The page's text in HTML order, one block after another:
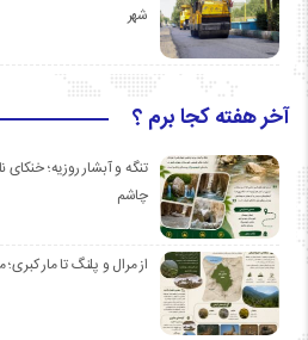
شهر
آخر هفته کجا برم ؟
تنگه و آبشار روزیه؛
چاشم
از مرال و پلنگ تا مار